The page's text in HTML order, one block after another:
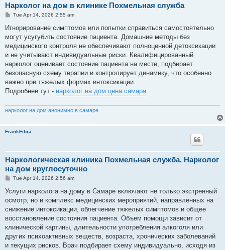
Нарколог на дом в клинике Похмельная служба
P
s
Tue Apr 14, 2026 2:55 am
Игнорирование симптомов или попытки справиться самостоятельно
могут усугубить состояние пациента. Домашние методы без
медицинского контроля не обеспечивают полноценной детоксикации
и не учитывают индивидуальные риски. Квалифицированный
нарколог оценивает состояние пациента на месте, подбирает
безопасную схему терапии и контролирует динамику, что особенно
важно при тяжелых формах интоксикации.
Подробнее тут - нарколог на дом цена самара
нарколог на дом анонимно в самаре
FrankFibra
Наркологическая клиника Похмельная служба. Нарколог
на дом круглосуточно
P
s
Tue Apr 14, 2026 2:56 am
Услуги нарколога на дому в Самаре включают не только экстренный
осмотр, но и комплекс медицинских мероприятий, направленных на
снижение интоксикации, облегчение тяжелых симптомов и общее
восстановление состояния пациента. Объем помощи зависит от
клинической картины, длительности употребления алкоголя или
других психоактивных веществ, возраста, хронических заболеваний
и текущих рисков. Врач подбирает схему индивидуально, исходя из